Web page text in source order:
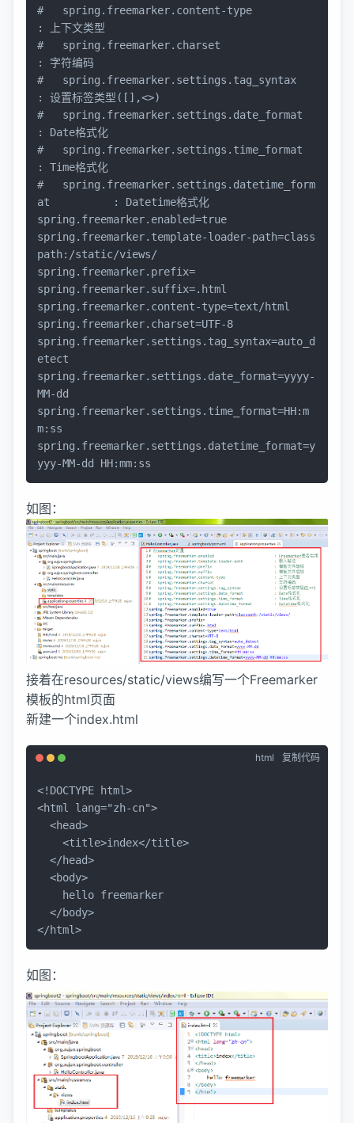
#   spring.freemarker.content-type
: 上下文类型
#   spring.freemarker.charset
: 字符编码
#   spring.freemarker.settings.tag_syntax
: 设置标签类型([],<>)
#   spring.freemarker.settings.date_format
: Date格式化
#   spring.freemarker.settings.time_format
: Time格式化
#   spring.freemarker.settings.datetime_form
at          : Datetime格式化
spring.freemarker.enabled=true
spring.freemarker.template-loader-path=class
path:/static/views/
spring.freemarker.prefix=
spring.freemarker.suffix=.html
spring.freemarker.content-type=text/html
spring.freemarker.charset=UTF-8
spring.freemarker.settings.tag_syntax=auto_d
etect
spring.freemarker.settings.date_format=yyyy-
MM-dd
spring.freemarker.settings.time_format=HH:m
m:ss
spring.freemarker.settings.datetime_format=y
yyy-MM-dd HH:mm:ss
如图：
接着在resources/static/views编写一个Freemarker
模板的html页面
新建一个index.html
html 复制代码
<!DOCTYPE html>
<html lang="zh-cn">
<head>
<title>index</title>
</head>
<body>
</body>
</html>
如图：